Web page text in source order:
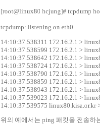
[root@linux80 hcjung]# tcpdump
tcpdump: listening on eth0
14:10:37.538311 172.16.2.1 >
14:10:37.538599 172.16.2.1 >
14:10:37.538642 172.16.2.1 >
14:10:37.538724 172.16.2.1 >
14:10:37.538790 172.16.2.1 >
14:10:37.538859 172.16.2.1 >
14:10:37.538943 172.16.2.1 >
14:10:37.539023 172.16.2.1 >
14:10:37.539575 linux80.kisa.or.kr
위의 예에서는 ping 패킷을 전송하